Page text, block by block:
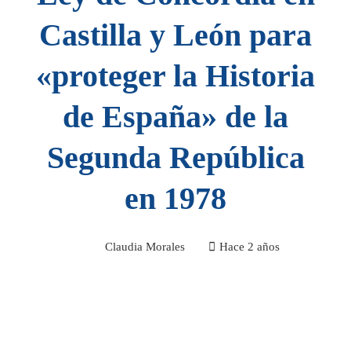
Castilla y León para
«proteger la Historia
de España» de la
Segunda República
en 1978
Claudia Morales Hace 2 años